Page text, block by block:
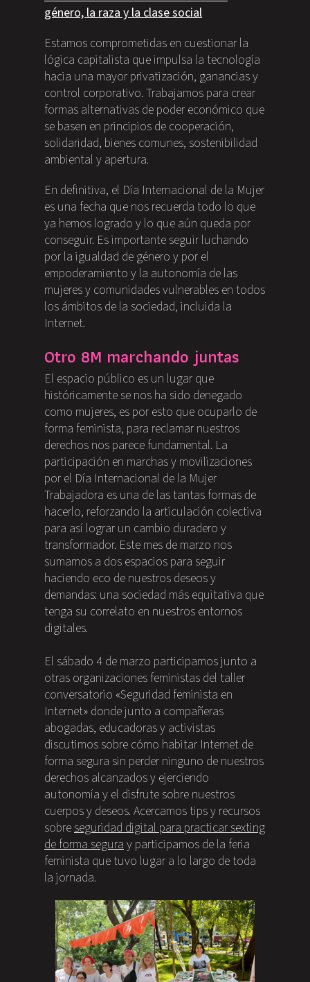
género, la raza y la clase social
Estamos comprometidas en cuestionar la
lógica capitalista que impulsa la tecnología
hacia una mayor privatización, ganancias y
control corporativo. Trabajamos para crear
formas alternativas de poder económico que
se basen en principios de cooperación,
solidaridad, bienes comunes, sostenibilidad
ambiental y apertura.
En definitiva, el Día Internacional de la Mujer
es una fecha que nos recuerda todo lo que
ya hemos logrado y lo que aún queda por
conseguir. Es importante seguir luchando
por la igualdad de género y por el
empoderamiento y la autonomía de las
mujeres y comunidades vulnerables en todos
los ámbitos de la sociedad, incluida la
Internet.
Otro 8M marchando juntas
El espacio público es un lugar que
históricamente se nos ha sido denegado
como mujeres, es por esto que ocuparlo de
forma feminista, para reclamar nuestros
derechos nos parece fundamental. La
participación en marchas y movilizaciones
por el Día Internacional de la Mujer
Trabajadora es una de las tantas formas de
hacerlo, reforzando la articulación colectiva
para así lograr un cambio duradero y
transformador. Este mes de marzo nos
sumamos a dos espacios para seguir
haciendo eco de nuestros deseos y
demandas: una sociedad más equitativa que
tenga su correlato en nuestros entornos
digitales.
El sábado 4 de marzo participamos junto a
otras organizaciones feministas del taller
conversatorio «Seguridad feminista en
Internet» donde junto a compañeras
abogadas, educadoras y activistas
discutimos sobre cómo habitar Internet de
forma segura sin perder ninguno de nuestros
derechos alcanzados y ejerciendo
autonomía y el disfrute sobre nuestros
cuerpos y deseos. Acercamos tips y recursos
sobreseguridad digital para practicar sexting
de forma seguray participamos de la feria
feminista que tuvo lugar a lo largo de toda
la jornada.